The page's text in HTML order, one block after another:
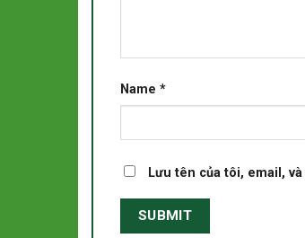
Name *
Lưu tên của tôi, email,